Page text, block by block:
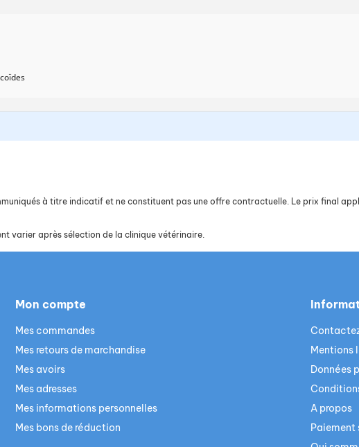
à titre indicatif et ne constituent pas une offre contractuelle. Le prix final
varier après sélection de la clinique vétérinaire.
Mon compte
Mes commandes
Mes retours de marchandise
Mes avoirs
Mes adresses
Mes informations personnelles
Mes bons de réduction
Mentions
Données
A propos
Paiement